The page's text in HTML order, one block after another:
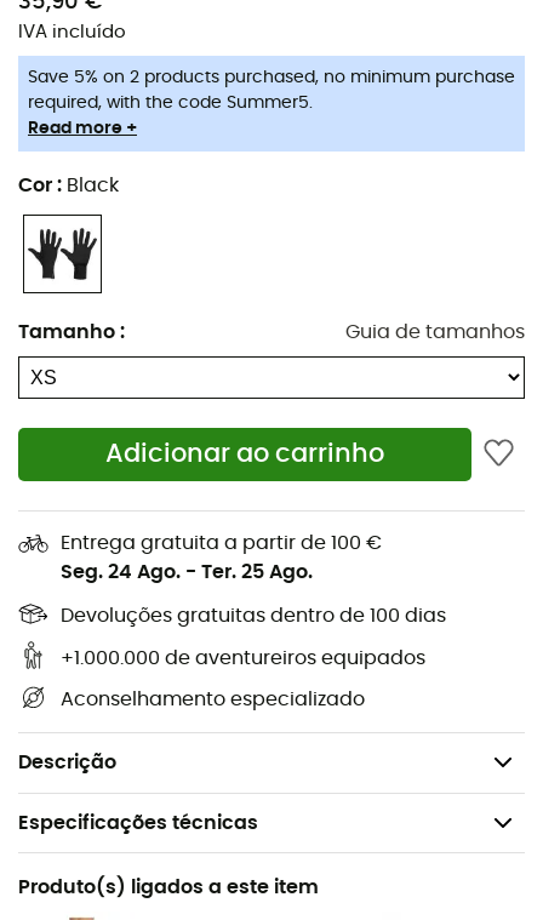
IVA incluído
Save 5% on 2 products purchased, no minimum purchase
required, with the code Summer5.
Read more +
Cor : Black
Tamanho : Guia de tamanhos
Adicionar ao carrinho
Entrega gratuita a partir de 100 €
Seg. 24 Ago. - Ter. 25 Ago.
Devoluções gratuitas dentro de 100 dias
+1.000.000 de aventureiros equipados
Aconselhamento especializado
Descrição
Luvas ou luvas interiores, dependendo do esporte e da
temperatura! As luvas
suas aventuras em climas frescos a frios. Feitas delã
merino 200 Lightweight
de temperadas a frias, oferecem uma proteção térmica
apreciável para correr ou caminhar quando a
temperatura diminui e podem ser usadas sozinhas.
Também são perfeitas como luvas interiores para usar
sob suas luvas de esqui, alpinismo ou caminhada
favoritas. Para caminhar, correr ou esquiar, na
montanha, floresta ou na cidade no dia a dia, as
Glove Liners da Icebreaker
Leves, fácil de transportar
Peso: 24 g
Especificações técnicas
Recomendado para
Caminhada / Marcha nórdica / Ski alpino / Ski de
Produto(s) ligados a este item